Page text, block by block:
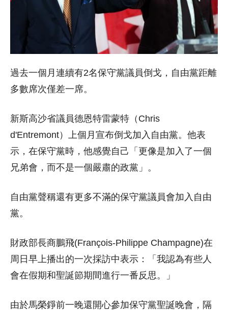
過去一個月連續有2名保守黨議員倒戈，自由黨距離
多數席次僅差一席。
新斯高沙省議員德恩特雷蒙特（Chris
d'Entremont）上個月宣布倒戈加入自由黨。他表
示，在保守黨時，他感覺自己「更像是加入了一個
兄弟會，而不是一個嚴肅的政黨」。
自由黨聲稱還有更多不滿的保守黨議員會加入自由
黨。
財政部長商鵬飛(François-Philippe Champagne)在
周日早上播出的一次採訪中表示：「我認為有些人
會在假期和聖誕節期間進行一番反思。」
由於馬榮錚前一晚還開心參加保守黨聖誕晚會，隔